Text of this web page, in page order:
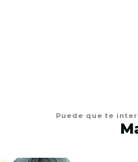
Puede que te